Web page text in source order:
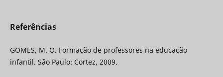
Referências
GOMES, M. O. Formação de professores na educação
infantil. São Paulo: Cortez, 2009.